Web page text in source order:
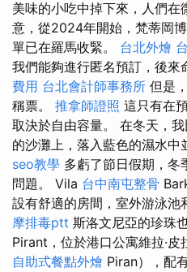
美味的小吃中掉下來，人們在
意，從2024年開始，梵蒂岡
單已在羅馬收緊。 台北外燴
我們能夠進行匿名預訂，後來
費用 台北會計師事務所 但是
稱票。 推拿師證照 這只有在
取決於自由容量。 在冬天，
的沙灘上，落入藍色的濕水中
seo教學 多虧了節日假期，冬
問題。 Vila 台中南屯整骨
設有舒適的房間，室外游泳池
摩排毒ptt 斯洛文尼亞的珍珠
Pirant，位於港口公寓維拉·
自助式餐點外燴 Piran），配